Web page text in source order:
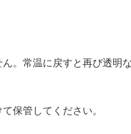
。常温に戻すと再び透明
保管してください。